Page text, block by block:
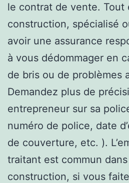
le contrat de vente. Tout
construction, spécialisé
avoir une assurance
à vous dédommager en
de bris ou de problèmes
Demandez plus de
entrepreneur sur sa
numéro de police, date
de couverture, etc. ).
traitant est commun
construction, si vous